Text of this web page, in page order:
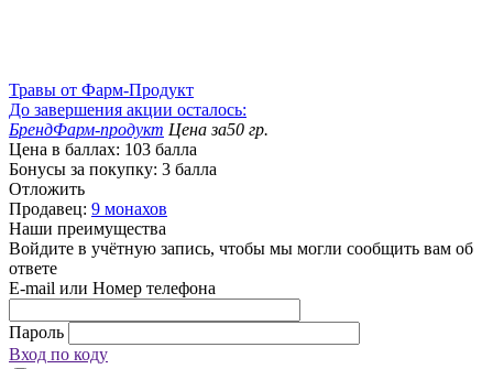
Травы от Фарм-Продукт
До завершения акции осталось:
БрендФарм-продукт Цена за50 гр.
Цена в баллах: 103 балла
Бонусы за покупку: 3 балла
Отложить
Продавец: 9 монахов
Наши преимущества
Войдите в учётную запись, чтобы мы могли сообщить вам об
ответе
E-mail или Номер телефона
Пароль
Вход по коду